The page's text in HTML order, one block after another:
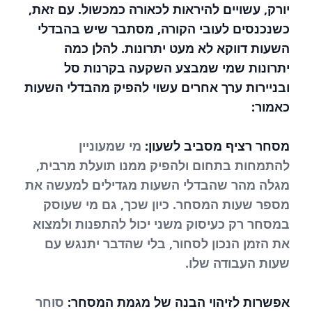
יורק, עשויים להיראות לכאורה כמכשול. עם זאת,
כשנכנסים לעובי הקורה, מסתבר שיש בהבדלי
השעות דווקא לא מעט יתרונות. להלן כמה
יתרונות שמי שמבצע השקעה בקרנות סל
ובניירות ערך אחרים עשוי להפיק מהבדלי השעות
כאמור:
מסחר רציף מסביב לשעון: מי שמעוניין
להתמחות בתחום ולהפיק ממנו תועלת מרבית,
מגלה מהר שהבדלי השעות מגדילים למעשה את
מספר שעות המסחר. כיון שכך, גם מי שעוסק
במסחר רק כעיסוק משני יכול להתפנות ולמצוא
את הזמן הנכון לסחור, בלי שהדבר יתנגש עם
שעות העבודה שלו.
אפשרות לזיהוי הבנה של מגמת המסחר: סוחר